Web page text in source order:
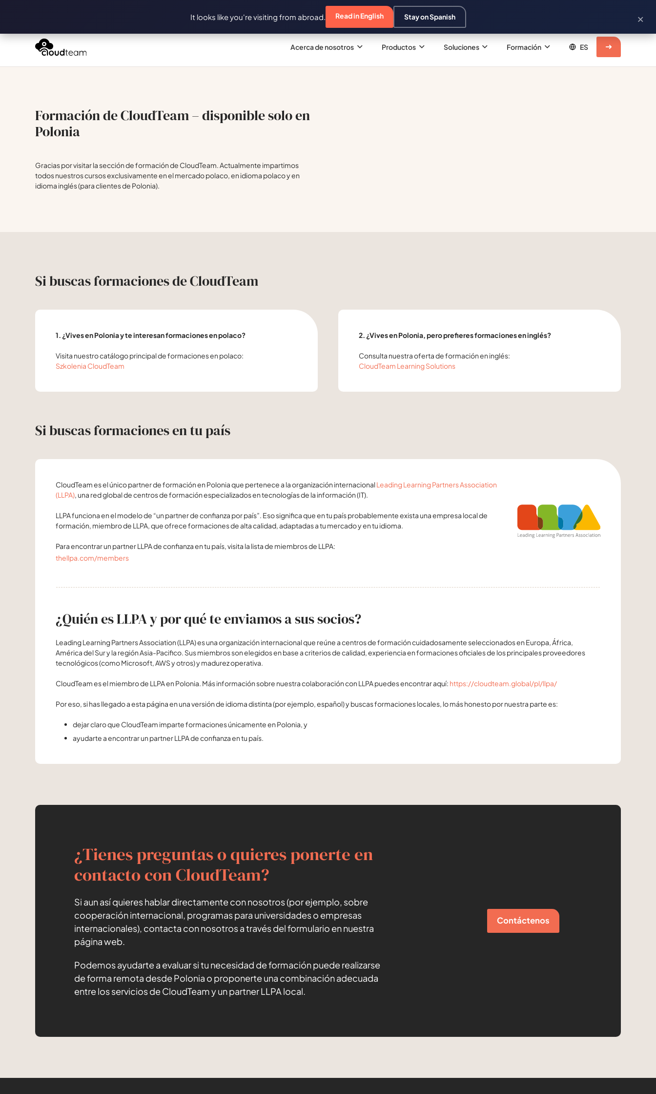
Acerca de nosotros Productos Soluciones Formación
Formación de CloudTeam – disponible solo en
Polonia
Gracias por visitar la sección de formación de CloudTeam. Actualmente impartimos
todos nuestros cursos exclusivamente en el mercado polaco, en idioma polaco y en
idioma inglés (para clientes de Polonia).
Si buscas formaciones de CloudTeam
1. ¿Vives en Polonia y te interesan formaciones en polaco?
Visita nuestro catálogo principal de formaciones en polaco:
Szkolenia CloudTeam
2. ¿Vives en Polonia, pero prefieres formaciones en inglés?
Consulta nuestra oferta de formación en inglés:
CloudTeam Learning Solutions
Si buscas formaciones en tu país
CloudTeam es el único partner de formación en Polonia que pertenece a la organización internacionalLeading Learning Partners Association
(LLPA), una red global de centros de formación especializados en tecnologías de la información (IT).
LLPA funciona en el modelo de “un partner de confianza por país”. Eso significa que en tu país probablemente exista una empresa local de
formación, miembro de LLPA, que ofrece formaciones de alta calidad, adaptadas a tu mercado y en tu idioma.
Para encontrar un partner LLPA de confianza en tu país, visita la lista de miembros de LLPA:
thellpa.com/members
¿Quién es LLPA y por qué te enviamos a sus socios?
Leading Learning Partners Association (LLPA) es una organización internacional que reúne a centros de formación cuidadosamente seleccionados en Europa, África,
América del Sur y la región Asia-Pacifico. Sus miembros son elegidos en base a criterios de calidad, experiencia en formaciones oficiales de los principales proveedores
tecnológicos (como Microsoft, AWS y otros) y madurez operativa.
CloudTeam es el miembro de LLPA en Polonia. Más información sobre nuestra colaboración con LLPA puedes encontrar aquí: https://cloudteam.global/pl/llpa/
Por eso, si has llegado a esta página en una versión de idioma distinta (por ejemplo, español) y buscas formaciones locales, lo más honesto por nuestra parte es:
dejar claro que CloudTeam imparte formaciones únicamente en Polonia, y
ayudarte a encontrar un partner LLPA de confianza en tu país.
¿Tienes preguntas o quieres ponerte en
contacto con CloudTeam?
Si aun así quieres hablar directamente con nosotros (por ejemplo, sobre
cooperación internacional, programas para universidades o empresas
internacionales), contacta con nosotros a través del formulario en nuestra
página web.
Podemos ayudarte a evaluar si tu necesidad de formación puede realizarse
de forma remota desde Polonia o proponerte una combinación adecuada
entre los servicios de CloudTeam y un partner LLPA local.
Contáctenos
It looks like you're visiting from abroad. Read in English Stay on Spanish ×